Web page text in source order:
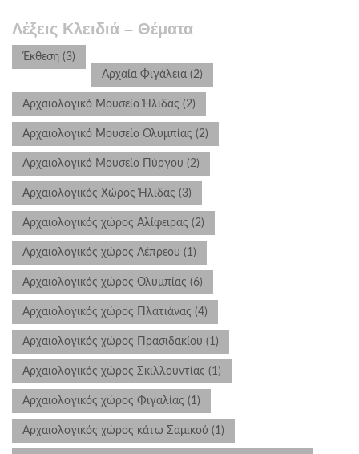
Λέξεις Κλειδιά – Θέματα
Έκθεση (3)
Αρχαία Φιγάλεια (2)
Αρχαιολογικό Μουσείο Ήλιδας (2)
Αρχαιολογικό Μουσείο Ολυμπίας (2)
Αρχαιολογικό Μουσείο Πύργου (2)
Αρχαιολογικός Χώρος Ήλιδας (3)
Αρχαιολογικός χώρος Αλίφειρας (2)
Αρχαιολογικός χώρος Λέπρεου (1)
Αρχαιολογικός χώρος Ολυμπίας (6)
Αρχαιολογικός χώρος Πλατιάνας (4)
Αρχαιολογικός χώρος Πρασιδακίου (1)
Αρχαιολογικός χώρος Σκιλλουντίας (1)
Αρχαιολογικός χώρος Φιγαλίας (1)
Αρχαιολογικός χώρος κάτω Σαμικού (1)